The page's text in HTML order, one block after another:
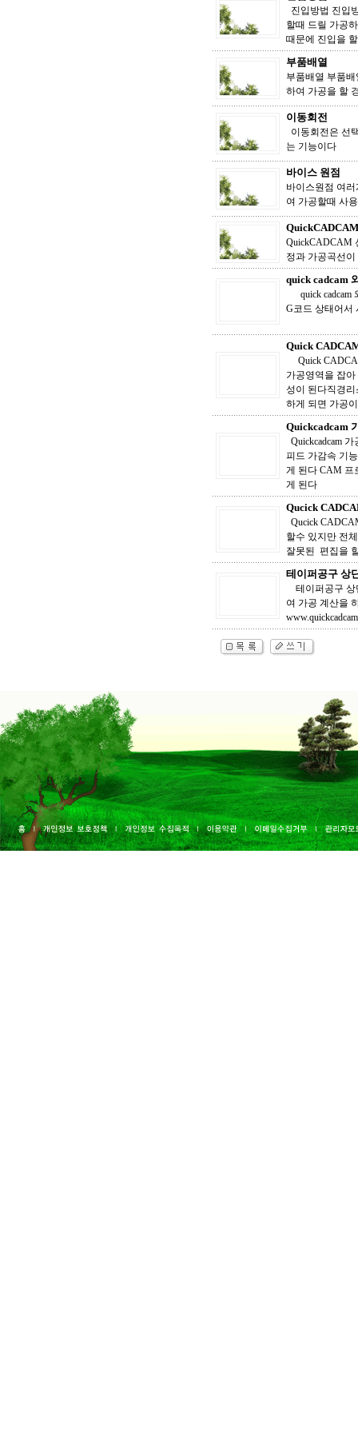
진입방법 진입
할때 드릴 가공
때문에 진입을
부품배열
부품배열 부품
하여 가공을 할
이동회전
이동회전은 선
는 기능이다
바이스 원점
바이스원점 여
여 가공할때
QuickCADCAM
정과 가공곡선
quick cadcam
quick cadcam
G코드 상태어서
Quick
Quick
가공영역을 잡
성이 된다직경
하게 되면 가공
Quickcadcam
Quickcadcam
피드 가감속 기
게 된다 CAM 프
게 된다
Qucick
Qucick
할수 있지만 전
잘못된 편집을
테이퍼공구 상
테이퍼공구 상
여 가공 계산을